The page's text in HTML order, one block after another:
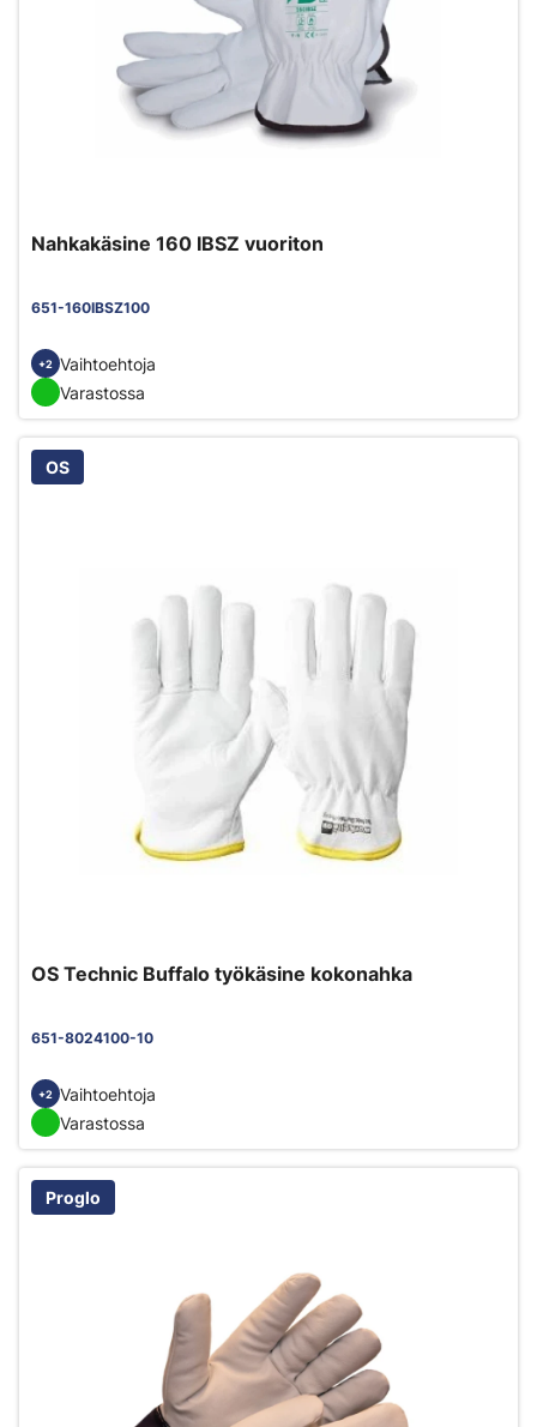
Nahkakäsine 160 IBSZ vuoriton
651-160IBSZ100
+2
Vaihtoehtoja
Varastossa
OS
OS Technic Buffalo työkäsine kokonahka
651-8024100-10
+2
Vaihtoehtoja
Varastossa
Proglo